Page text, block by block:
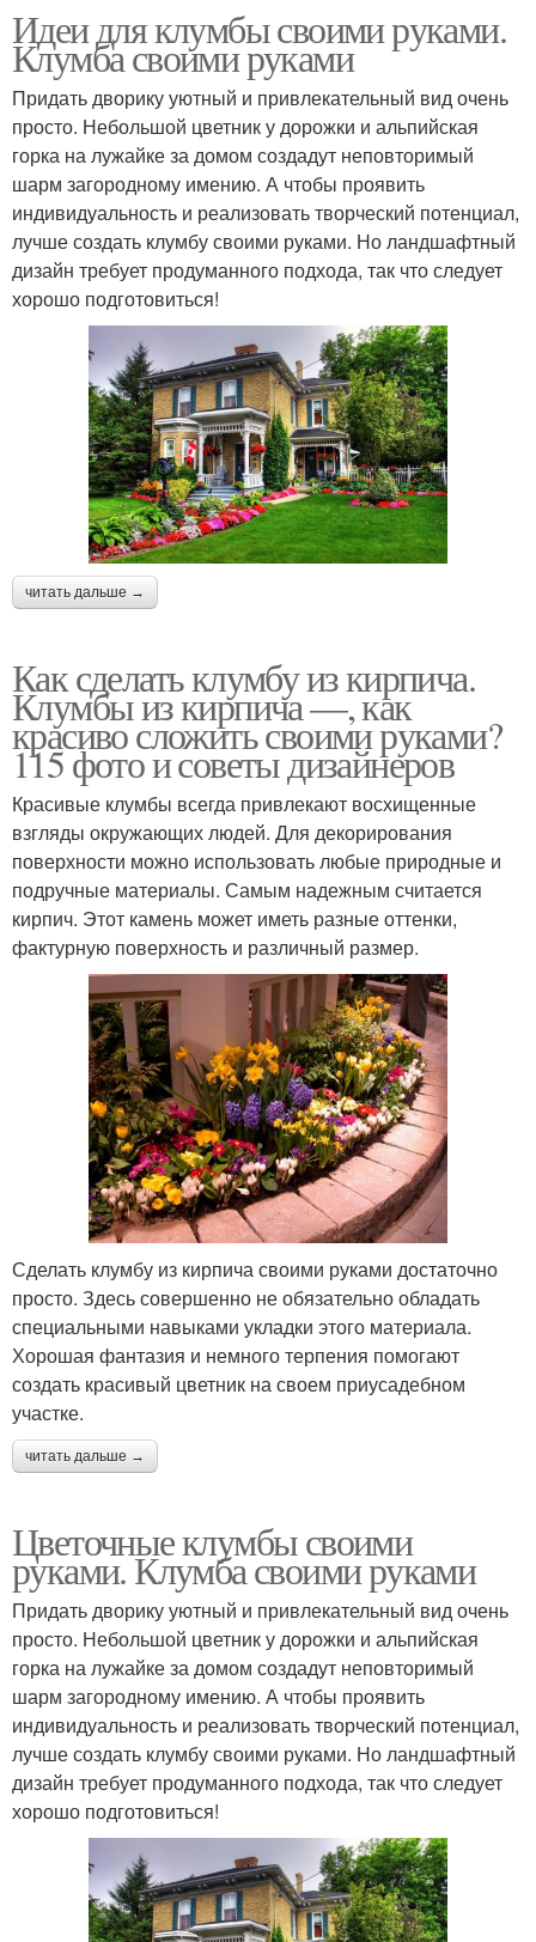
Идеи для клумбы своими руками.
Клумба своими руками
Придать дворику уютный и привлекательный вид очень
просто. Небольшой цветник у дорожки и альпийская
горка на лужайке за домом создадут неповторимый
шарм загородному имению. А чтобы проявить
индивидуальность и реализовать творческий потенциал,
лучше создать клумбу своими руками. Но ландшафтный
дизайн требует продуманного подхода, так что следует
хорошо подготовиться!
читать дальше →
Как сделать клумбу из кирпича.
Клумбы из кирпича —, как
красиво сложить своими руками?
115 фото и советы дизайнеров
Красивые клумбы всегда привлекают восхищенные
взгляды окружающих людей. Для декорирования
поверхности можно использовать любые природные и
подручные материалы. Самым надежным считается
кирпич. Этот камень может иметь разные оттенки,
фактурную поверхность и различный размер.
Сделать клумбу из кирпича своими руками достаточно
просто. Здесь совершенно не обязательно обладать
специальными навыками укладки этого материала.
Хорошая фантазия и немного терпения помогают
создать красивый цветник на своем приусадебном
участке.
читать дальше →
Цветочные клумбы своими
руками. Клумба своими руками
Придать дворику уютный и привлекательный вид очень
просто. Небольшой цветник у дорожки и альпийская
горка на лужайке за домом создадут неповторимый
шарм загородному имению. А чтобы проявить
индивидуальность и реализовать творческий потенциал,
лучше создать клумбу своими руками. Но ландшафтный
дизайн требует продуманного подхода, так что следует
хорошо подготовиться!